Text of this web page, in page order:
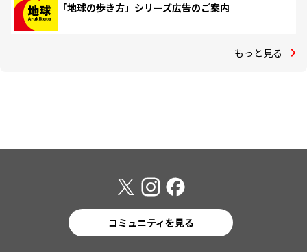
「地球の歩き方」シリーズ広告のご案内
もっと見る
コミュニティを見る